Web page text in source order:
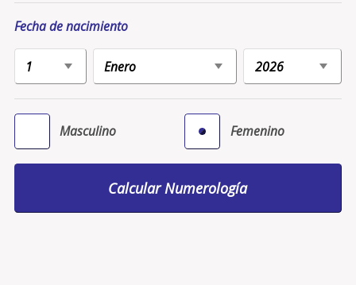
Fecha de nacimiento
Masculino Femenino